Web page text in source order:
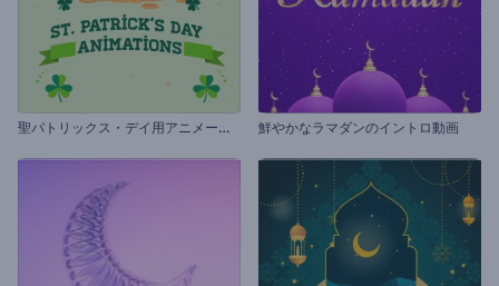
聖
パトリックス・デイ用アニメーションズ 鮮やかなラマダンのイントロ動画